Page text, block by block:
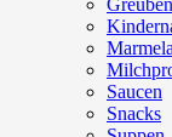
Saucen
Snacks